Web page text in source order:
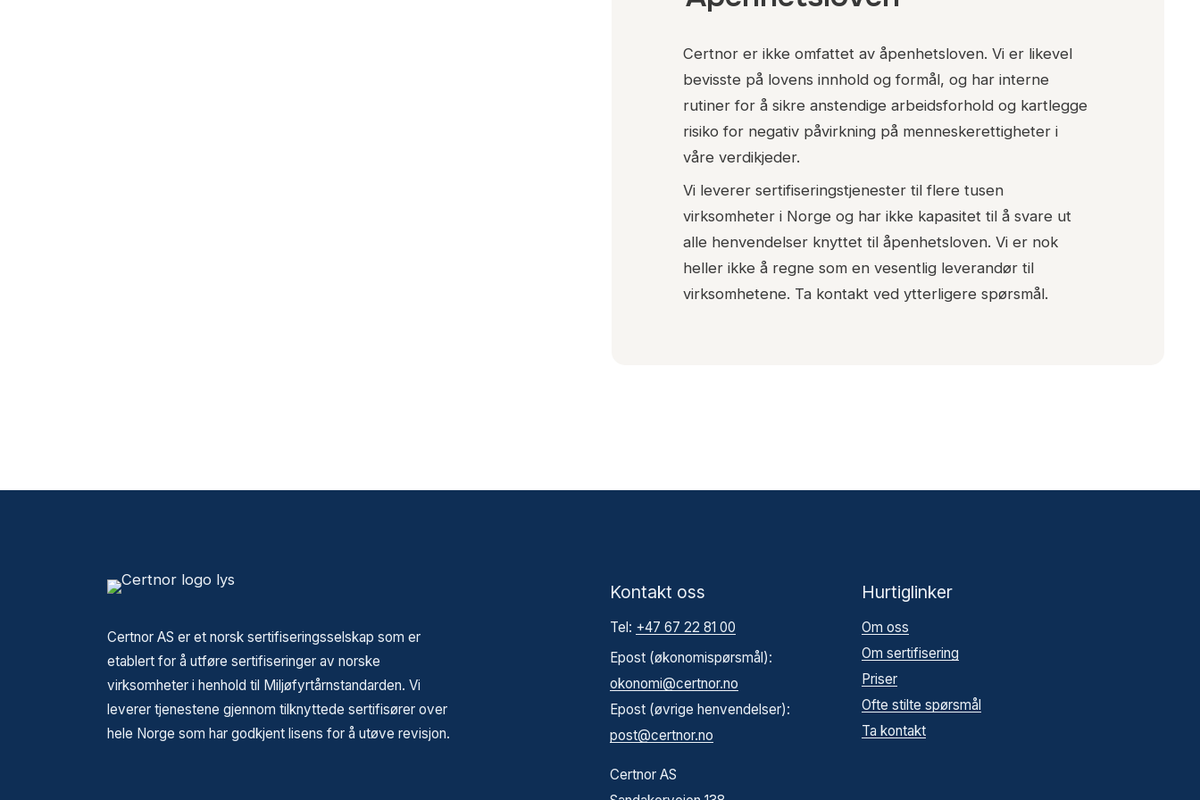
Certnor er ikke omfattet av åpenhetsloven. Vi er likevel
bevisste på lovens innhold og formål, og har interne
rutiner for å sikre anstendige arbeidsforhold og kartlegge
risiko for negativ påvirkning på menneskerettigheter i
våre verdikjeder.
Vi leverer sertifiseringstjenester til flere tusen
virksomheter i Norge og har ikke kapasitet til å svare ut
alle henvendelser knyttet til åpenhetsloven. Vi er nok
heller ikke å regne som en vesentlig leverandør til
virksomhetene. Ta kontakt ved ytterligere spørsmål.
Certnor AS er et norsk sertifiseringsselskap som er
etablert for å utføre sertifiseringer av norske
virksomheter i henhold til Miljøfyrtårnstandarden. Vi
leverer tjenestene gjennom tilknyttede sertifisører over
hele Norge som har godkjent lisens for å utøve revisjon.
Kontakt oss
Tel: +47 67 22 81 00
Epost (økonomispørsmål):
okonomi@certnor.no
Epost (øvrige henvendelser):
post@certnor.no
Certnor AS
Hurtiglinker
Om oss
Om sertifisering
Priser
Ofte stilte spørsmål
Ta kontakt